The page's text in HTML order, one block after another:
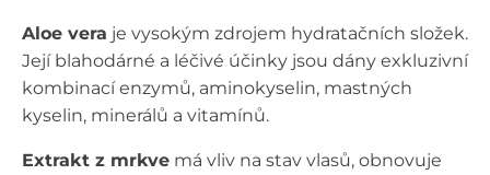
Aloe vera je vysokým zdrojem hydratačních složek.
Její blahodárné a léčivé účinky jsou dány exkluzivní
kombinací enzymů, aminokyselin, mastných
kyselin, minerálů a vitamínů.
Extrakt z mrkve má vliv na stav vlasů, obnovuje